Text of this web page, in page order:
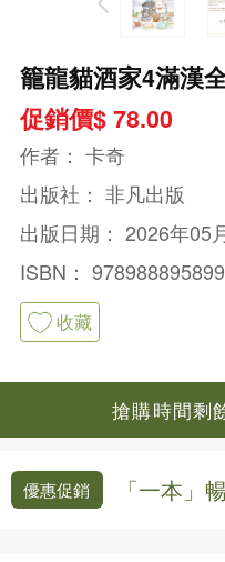
籠龍貓酒家4滿漢
促銷價$ 78.00
作者： 卡奇
出版社： 非凡出版
出版日期： 2026年05
ISBN：
收藏
搶購時間剩
優惠促銷 「一本」